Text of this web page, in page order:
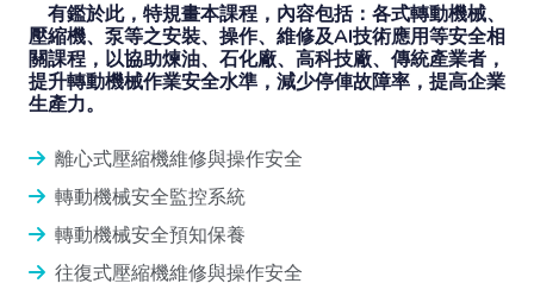
有鑑於此，特規畫本課程，內容包括：各式轉動機械、
壓縮機、泵等之安裝、操作、維修及AI技術應用等安全相
關課程，以協助煉油、石化廠、高科技廠、傳統產業者，
提升轉動機械作業安全水準，減少停俥故障率，提高企業
生產力。
離心式壓縮機維修與操作安全
轉動機械安全監控系統
轉動機械安全預知保養
往復式壓縮機維修與操作安全